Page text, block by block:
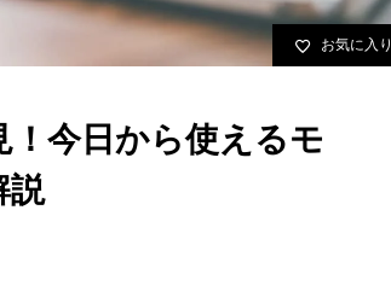
お気に入り
今日から使えるモ
説